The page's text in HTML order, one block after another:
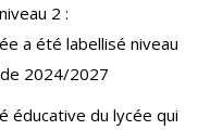
2 :
a été labellisé niveau
2024/2027
éducative du lycée qui